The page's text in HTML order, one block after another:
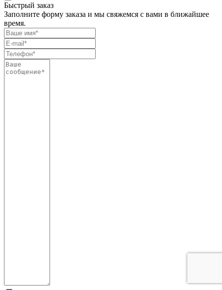
Быстрый заказ
Заполните форму заказа и мы свяжемся с вами в ближайшее
время.